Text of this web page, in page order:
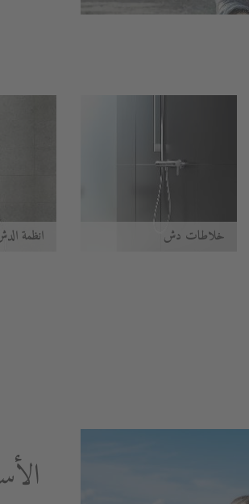
خلاطات دش أنظمة